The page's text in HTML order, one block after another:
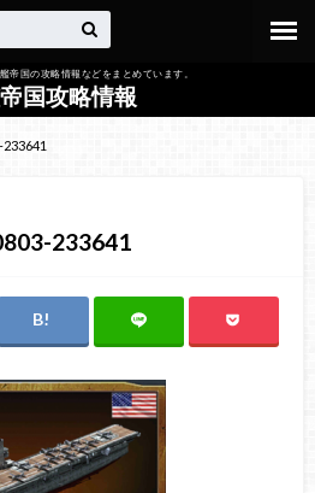
帝国の攻略情報などをまとめています。
国攻略情報
233641